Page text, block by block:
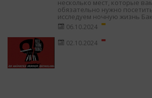
несколько мест, которые
обязательно нужно
исследуем ночную жизнь
06.10.2024
02.10.2024